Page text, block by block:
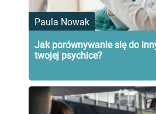
Paula Nowak
Jak porównywanie się do
twojej psychice?